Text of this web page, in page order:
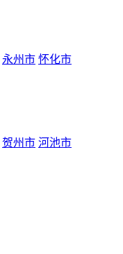
永州市 怀化市
贺州市 河池市